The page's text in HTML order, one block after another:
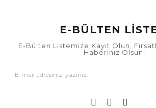
E-BÜLTEN
E-Bülten Listemize Kayıt Olun,
Haberiniz Olsun!